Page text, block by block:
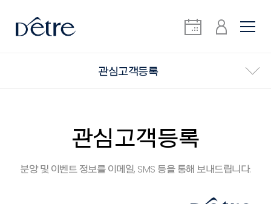
관심고객등록
관심고객등록
분양 및 이벤트 정보를 이메일, SMS 등을 통해 보내드립니다.